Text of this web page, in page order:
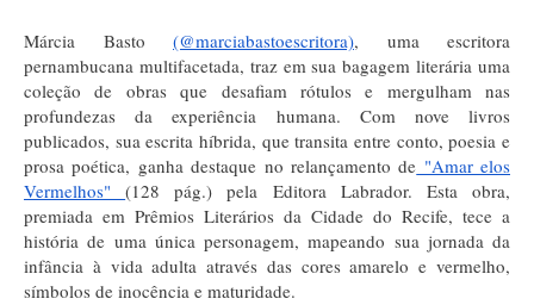
Márcia Basto (@marciabastoescritora), uma escritora
pernambucana multifacetada, traz em sua bagagem literária uma
coleção de obras que desafiam rótulos e mergulham nas
profundezas da experiência humana. Com nove livros
publicados, sua escrita híbrida, que transita entre conto, poesia e
prosa poética, ganha destaque no relançamento de "Amar elos
Vermelhos"(128 pág.) pela Editora Labrador. Esta obra,
premiada em Prêmios Literários da Cidade do Recife, tece a
história de uma única personagem, mapeando sua jornada da
infância à vida adulta através das cores amarelo e vermelho,
símbolos de inocência e maturidade.